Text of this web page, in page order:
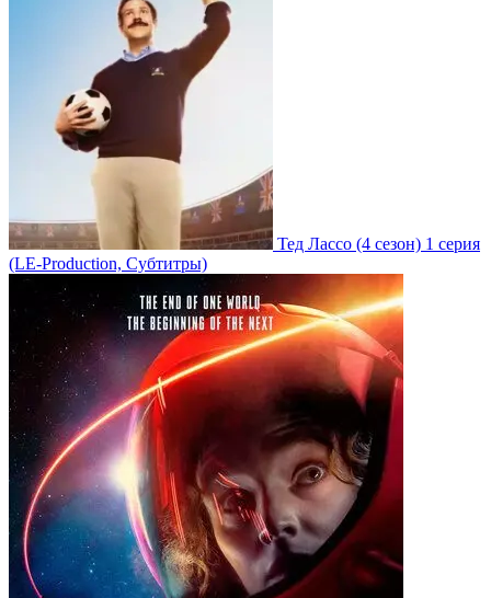
Тед Лассо (4 сезон) 1 серия
(LE-Production, Субтитры)